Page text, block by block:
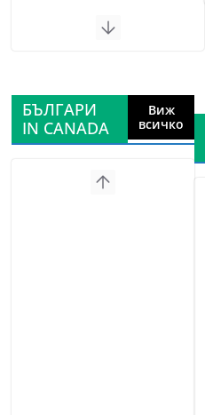
БЪЛГАРИ
IN CANADA
Виж
всичко